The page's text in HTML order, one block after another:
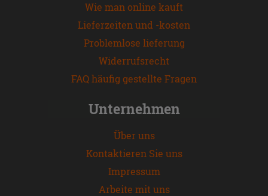
Wie man online kauft
Lieferzeiten und -kosten
Problemlose lieferung
Widerrufsrecht
FAQ häufig gestellte Fragen
Unternehmen
Über uns
Kontaktieren Sie uns
Impressum
Arbeite mit uns